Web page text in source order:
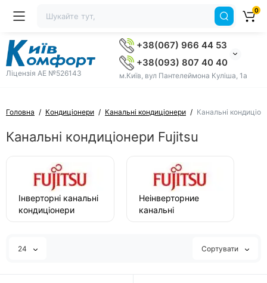
Ліцензія AE №526143
+38(067) 966 44 53
+38(093) 807 40 40
м.Київ, вул Пантелеймона Куліша, 1а
0
Головна Кондиціонери Канальні кондиціонери Канальні
Канальні кондиціонери Fujitsu
Інверторні канальні
кондиціонери
Неінверторние
канальні
24 Сортувати